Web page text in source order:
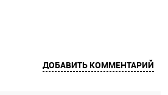
ДОБАВИТЬ КОММЕНТАРИЙ